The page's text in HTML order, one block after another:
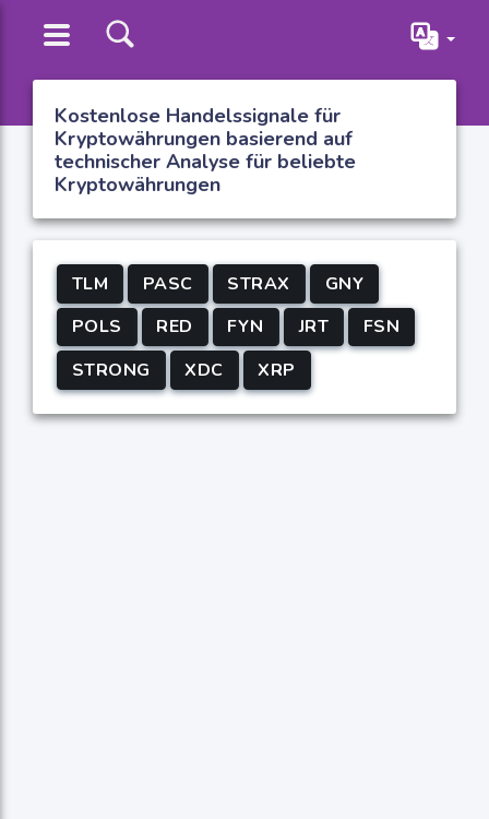
Kostenlose Handelssignale für
Kryptowährungen basierend auf
technischer Analyse für beliebte
Kryptowährungen
TLM PASC STRAX
GNY
POLS
RED FYN JRT
FSN
STRONG
XDC XRP